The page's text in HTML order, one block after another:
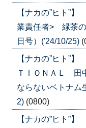
【ナカの”ヒト”
業責任者> 緑茶の
日号）('24/10/25)
【ナカの”ヒト”
ＴＩＯＮＡＬ 田
ならないベトナム
2) (0800)
【ナカの”ヒト”